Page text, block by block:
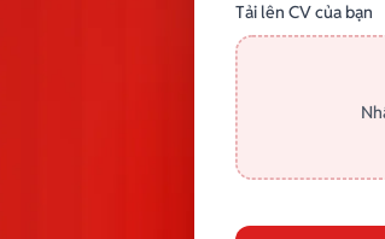
Tải lên CV của bạn